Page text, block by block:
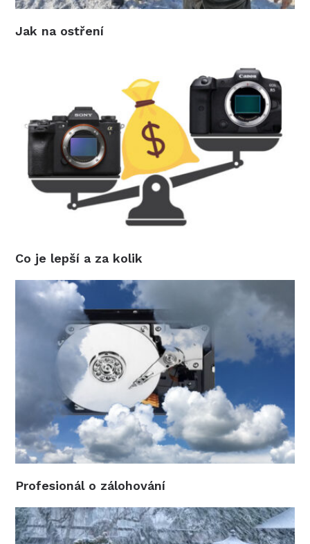
Jak na ostření
Co je lepší a za kolik
Profesionál o zálohování